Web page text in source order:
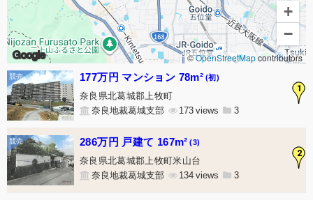
Google
+
−
©OpenStreetMapcontributors
1
177万円 マンション 78m² (初)
奈良県北葛城郡上牧町
奈良地裁葛城支部
173 3
2
286万円 戸建て 167m² (3)
奈良県北葛城郡上牧町米山台
奈良地裁葛城支部
134 3